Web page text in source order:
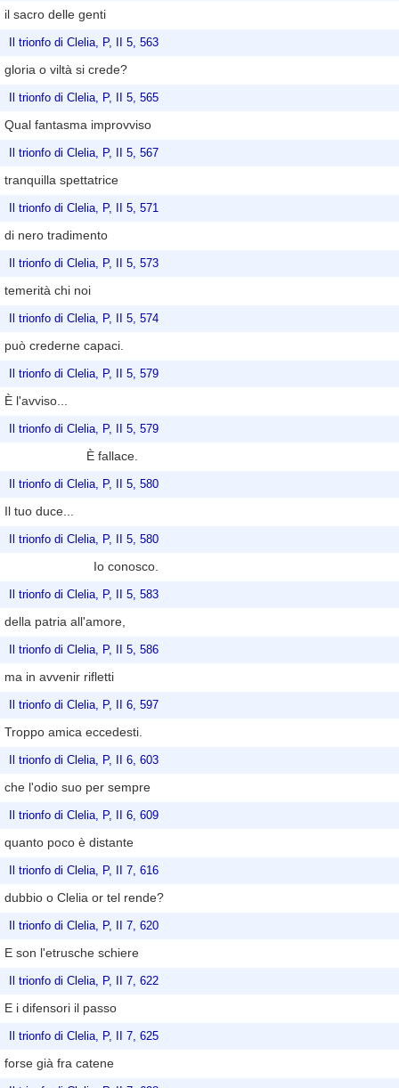
il sacro delle genti
Il trionfo di Clelia, P, II 5, 563
gloria o viltà si crede?
Il trionfo di Clelia, P, II 5, 565
Qual fantasma improvviso
Il trionfo di Clelia, P, II 5, 567
tranquilla spettatrice
Il trionfo di Clelia, P, II 5, 571
di nero tradimento
Il trionfo di Clelia, P, II 5, 573
temerità chi noi
Il trionfo di Clelia, P, II 5, 574
può crederne capaci.
Il trionfo di Clelia, P, II 5, 579
È l'avviso...
Il trionfo di Clelia, P, II 5, 579
È fallace.
Il trionfo di Clelia, P, II 5, 580
Il tuo duce...
Il trionfo di Clelia, P, II 5, 580
Io conosco.
Il trionfo di Clelia, P, II 5, 583
della patria all'amore,
Il trionfo di Clelia, P, II 5, 586
ma in avvenir rifletti
Il trionfo di Clelia, P, II 6, 597
Troppo amica eccedesti.
Il trionfo di Clelia, P, II 6, 603
che l'odio suo per sempre
Il trionfo di Clelia, P, II 6, 609
quanto poco è distante
Il trionfo di Clelia, P, II 7, 616
dubbio o Clelia or tel rende?
Il trionfo di Clelia, P, II 7, 620
E son l'etrusche schiere
Il trionfo di Clelia, P, II 7, 622
E i difensori il passo
Il trionfo di Clelia, P, II 7, 625
forse già fra catene